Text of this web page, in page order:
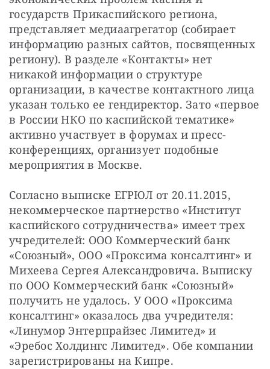
государств Прикаспийского региона,
представляет медиаагрегатор (собирает
информацию разных сайтов, посвященных
региону). В разделе «Контакты» нет
никакой информации о структуре
организации, в качестве контактного лица
указан только ее гендиректор. Зато «первое
в России НКО по каспийской тематике»
активно участвует в форумах и пресс-
конференциях, организует подобные
мероприятия в Москве.
Согласно выписке ЕГРЮЛ от 20.11.2015,
некоммерческое партнерство «Институт
каспийского сотрудничества» имеет трех
учредителей: ООО Коммерческий банк
«Союзный», ООО «Проксима консалтинг» и
Михеева Сергея Александровича. Выписку
по ООО Коммерческий банк «Союзный»
получить не удалось. У ООО «Проксима
консалтинг» оказалось два учредителя:
«Линумор Энтерпрайзес Лимитед» и
«Эребос Холдингс Лимитед». Обе компании
зарегистрированы на Кипре.